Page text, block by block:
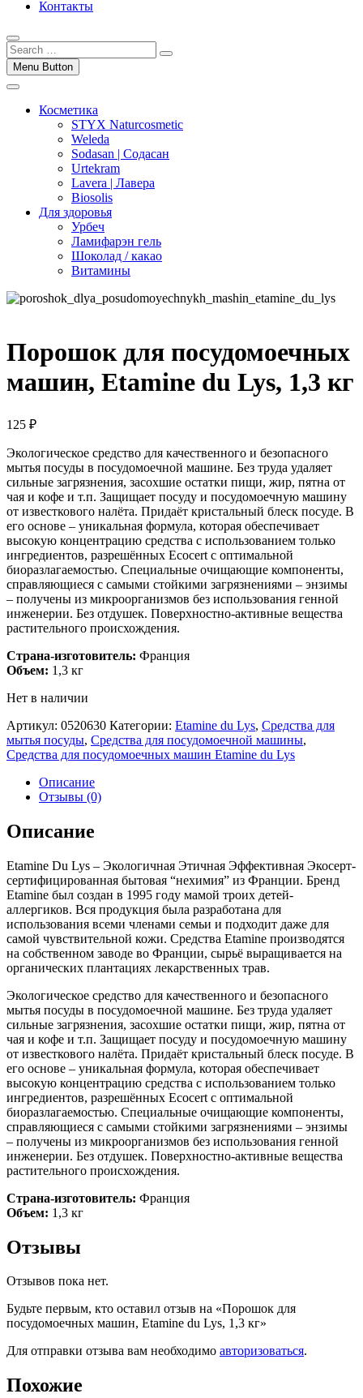
Контакты
Menu Button
Косметика
STYX Naturcosmetic
Weleda
Sodasan | Содасан
Urtekram
Lavera | Лавера
Biosolis
Для здоровья
Урбеч
Ламифарэн гель
Шоколад / какао
Витамины
Порошок для посудомоечных
машин, Etamine du Lys, 1,3 кг
125 ₽
Экологическое средство для качественного и безопасного
мытья посуды в посудомоечной машине. Без труда удаляет
сильные загрязнения, засохшие остатки пищи, жир, пятна от
чая и кофе и т.п. Защищает посуду и посудомоечную машину
от известкового налёта. Придаёт кристальный блеск посуде. В
его основе – уникальная формула, которая обеспечивает
высокую концентрацию средства с использованием только
ингредиентов, разрешённых Ecocert с оптимальной
биоразлагаемостью. Специальные очищающие компоненты,
справляющиеся с самыми стойкими загрязнениями – энзимы
– получены из микроорганизмов без использования генной
инженерии. Без отдушек. Поверхностно-активные вещества
растительного происхождения.
Страна-изготовитель: Франция
Объем: 1,3 кг
Нет в наличии
Артикул: 0520630 Категории: Etamine du Lys, Средства для
мытья посуды, Средства для посудомоечной машины,
Средства для посудомоечных машин Etamine du Lys
Описание
Отзывы (0)
Описание
Etamine Du Lys – Экологичная Этичная Эффективная Экосерт-
сертифицированная бытовая “нехимия” из Франции. Бренд
Etamine был создан в 1995 году мамой троих детей-
аллергиков. Вся продукция была разработана для
использования всеми членами семьи и подходит даже для
самой чувствительной кожи. Средства Etamine производятся
на собственном заводе во Франции, сырьё выращивается на
органических плантациях лекарственных трав.
Экологическое средство для качественного и безопасного
мытья посуды в посудомоечной машине. Без труда удаляет
сильные загрязнения, засохшие остатки пищи, жир, пятна от
чая и кофе и т.п. Защищает посуду и посудомоечную машину
от известкового налёта. Придаёт кристальный блеск посуде. В
его основе – уникальная формула, которая обеспечивает
высокую концентрацию средства с использованием только
ингредиентов, разрешённых Ecocert с оптимальной
биоразлагаемостью. Специальные очищающие компоненты,
справляющиеся с самыми стойкими загрязнениями – энзимы
– получены из микроорганизмов без использования генной
инженерии. Без отдушек. Поверхностно-активные вещества
растительного происхождения.
Страна-изготовитель: Франция
Объем: 1,3 кг
Отзывы
Отзывов пока нет.
Будьте первым, кто оставил отзыв на «Порошок для
посудомоечных машин, Etamine du Lys, 1,3 кг»
Для отправки отзыва вам необходимо авторизоваться.
Похожие